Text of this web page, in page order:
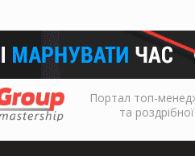
Портал топ-
та роздрібної